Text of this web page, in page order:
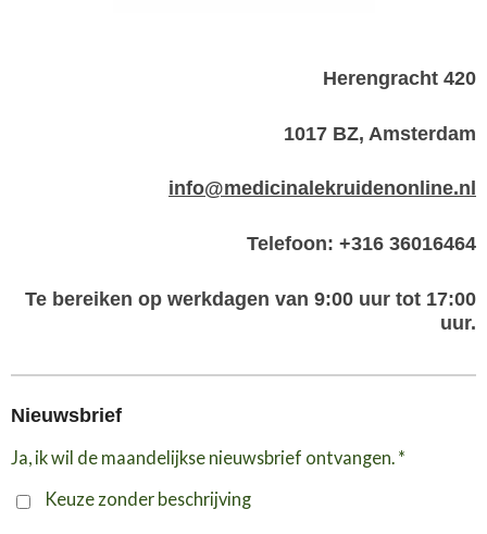
Herengracht 420
1017 BZ, Amsterdam
info@medicinalekruidenonline.nl
Telefoon: +316 36016464
Te bereiken op werkdagen van 9:00 uur tot 17:00
uur.
Nieuwsbrief
Ja, ik wil de maandelijkse nieuwsbrief ontvangen. *
Keuze zonder beschrijving